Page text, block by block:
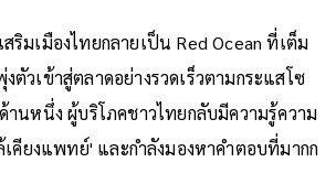
ริมเมืองไทยกลายเป็น Red Ocean ที่เต็ม
ตัวเข้าสู่ตลาดอย่างรวดเร็วตามกระแสโซ
านหนึ่ง ผู้บริโภคชาวไทยกลับมีความรู้ความ
เคียงแพทย์' และกำลังมองหาคำตอบที่มากก